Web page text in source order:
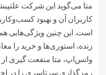
متا می‌گوید این شرکت
کاربران آن و بهبود
است. این چنین ویژگی‌هایی
زنده، استوری‌ها و خرید را
واتس‌اپ، متا منفعت گیری
رمزگذاری سرتاسری را در